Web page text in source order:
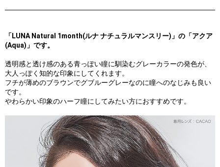
「LUNA Natural 1month(ルナ ナチュラルマンスリー)」の「アクア
(Aqua)」です。
透明感と透け感のある青っぽい瞳に馴染むグレーカラーの発色が、
大人っぽく知的な印象にしてくれます。
フチが薄めのブラウンでグブルーグレーなのに瞳へのなじみも良い
です。
やわらかい印象のハーフ瞳にしてみたい方におすすめです。